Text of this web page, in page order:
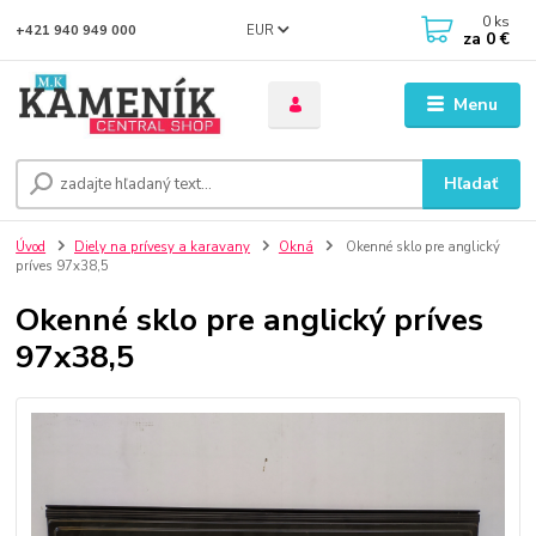
Menu
EUR
Hľadať
+421 940 949 000 0 ks
za 0 €
Úvod Diely na prívesy a karavany Okná
Okenné sklo pre anglický
príves 97x38,5
Okenné sklo pre anglický príves
97x38,5